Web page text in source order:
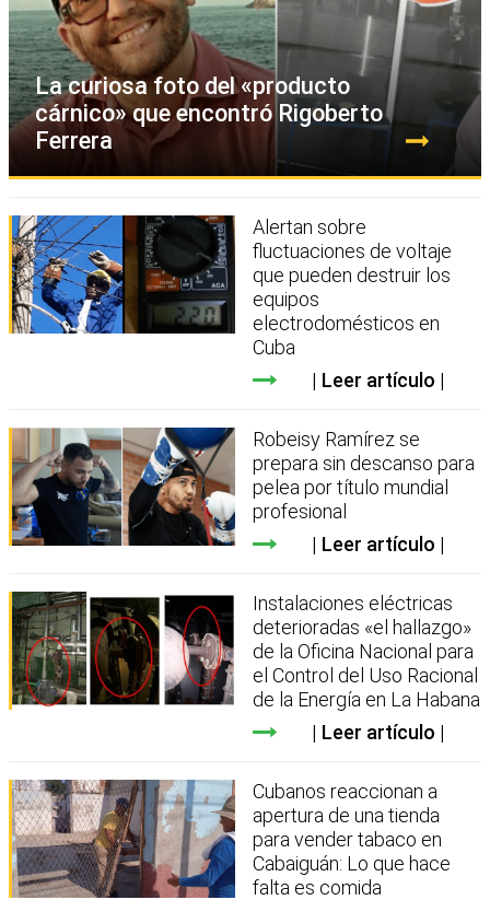
La curiosa foto del «producto
cárnico» que encontró Rigoberto
Ferrera
Alertan sobre
fluctuaciones de voltaje
que pueden destruir los
equipos
electrodomésticos en
Cuba
Leer artículo
Robeisy Ramírez se
prepara sin descanso para
pelea por título mundial
profesional
Leer artículo
Instalaciones eléctricas
deterioradas «el hallazgo»
de la Oficina Nacional para
el Control del Uso Racional
de la Energía en La Habana
Leer artículo
Cubanos reaccionan a
apertura de una tienda
para vender tabaco en
Cabaiguán: Lo que hace
falta es comida